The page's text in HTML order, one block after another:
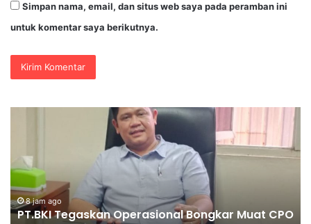
Simpan nama, email, dan situs web saya pada peramban ini
untuk komentar saya berikutnya.
KAPOLRI”KOMPETENSI
PRESIDEN”
15 jam ago